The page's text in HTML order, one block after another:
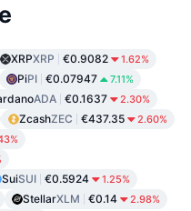
XRPXRP €0.9082 1.62%
PiPI €0.07947 7.11%
ADA €0.1637 2.30%
ZcashZEC €437.35 2.60%
SuiSUI €0.5924 1.25%
StellarXLM €0.14 2.98%